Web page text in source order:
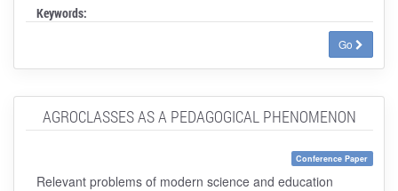
Keywords:
Go
AGROCLASSES AS A PEDAGOGICAL PHENOMENON
Conference Paper
Relevant problems of modern science and education